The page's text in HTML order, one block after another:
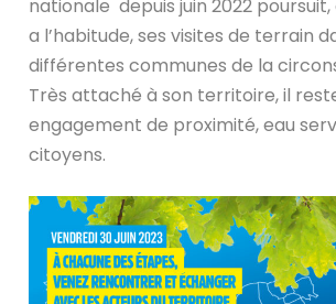
nationale depuis juin 2022
a l’habitude, ses visites de terrain
différentes communes de la
Très attaché à son territoire, il
engagement de proximité, eau
citoyens.